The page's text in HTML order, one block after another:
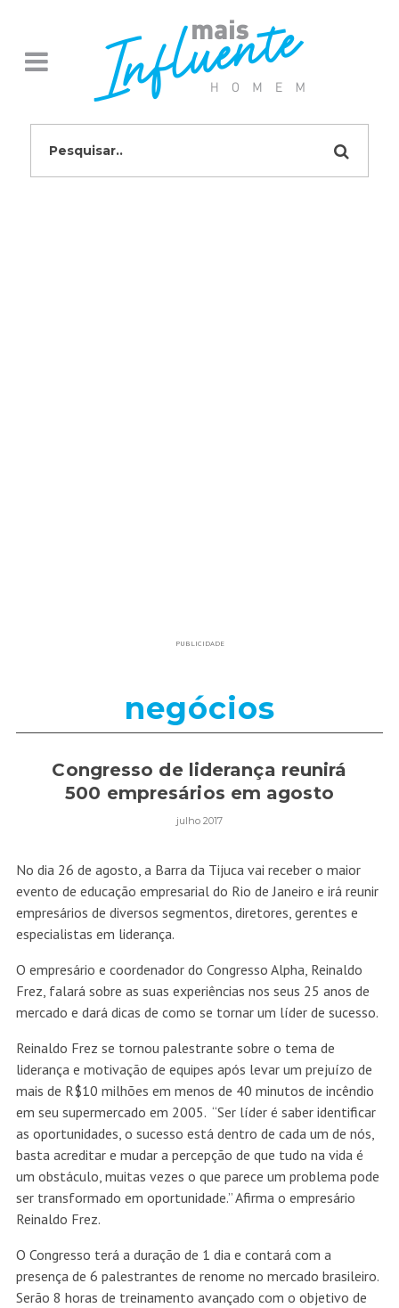
PUBLICIDADE
negócios
Congresso de liderança reunirá
500 empresários em agosto
julho 2017
No dia 26 de agosto, a Barra da Tijuca vai receber o maior
evento de educação empresarial do Rio de Janeiro e irá reunir
empresários de diversos segmentos, diretores, gerentes e
especialistas em liderança.
O empresário e coordenador do Congresso Alpha, Reinaldo
Frez, falará sobre as suas experiências nos seus 25 anos de
mercado e dará dicas de como se tornar um líder de sucesso.
Reinaldo Frez se tornou palestrante sobre o tema de
liderança e motivação de equipes após levar um prejuízo de
mais de R$10 milhões em menos de 40 minutos de incêndio
em seu supermercado em 2005. “Ser líder é saber identificar
as oportunidades, o sucesso está dentro de cada um de nós,
basta acreditar e mudar a percepção de que tudo na vida é
um obstáculo, muitas vezes o que parece um problema pode
ser transformado em oportunidade.” Afirma o empresário
Reinaldo Frez.
O Congresso terá a duração de 1 dia e contará com a
presença de 6 palestrantes de renome no mercado brasileiro.
Serão 8 horas de treinamento avançado com o objetivo de